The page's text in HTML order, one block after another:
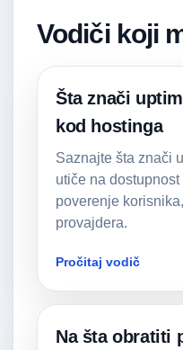
Vodiči koji
Šta znači
kod hostinga
Saznajte šta znači
utiče na
poverenje
provajdera.
Pročitaj vodič
Na šta obratiti